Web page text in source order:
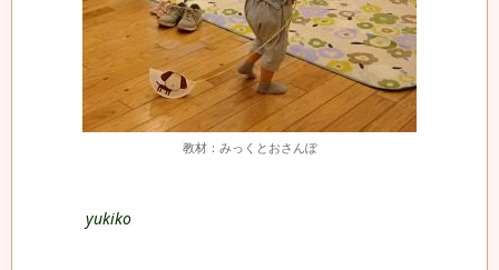
教材：みっくとおさんぽ
yukiko